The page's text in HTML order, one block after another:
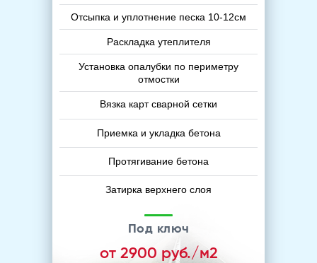
Под ключ
от 2900 руб./м2
Отсыпка и уплотнение песка 10-12см
Раскладка утеплителя
Установка опалубки по периметру
отмостки
Вязка карт сварной сетки
Приемка и укладка бетона
Протягивание бетона
Затирка верхнего слоя